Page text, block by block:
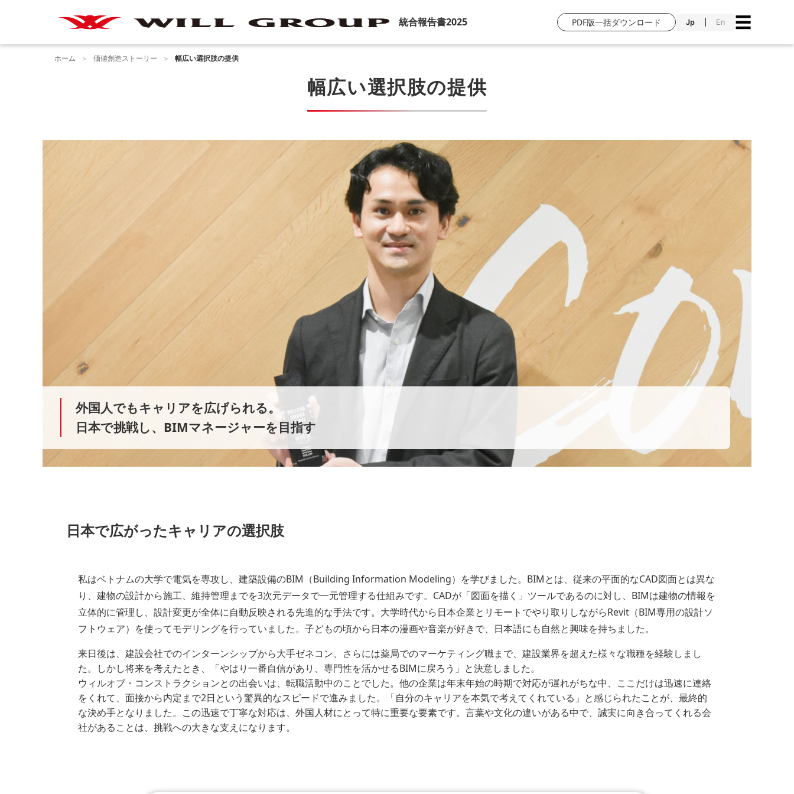
統合報告書2025 PDF版一括ダウンロード Jp En ☰
ホーム 価値創造ストーリー 幅広い選択肢の提供
幅広い選択肢の提供
外国人でもキャリアを広げられる。
日本で挑戦し、BIMマネージャーを目指す
日本で広がったキャリアの選択肢
私はベトナムの大学で電気を専攻し、建築設備のBIM（Building Information Modeling）を学びました。BIMとは、従来の平面的なCAD図面とは異な
り、建物の設計から施工、維持管理までを3次元データで一元管理する仕組みです。CADが「図面を描く」ツールであるのに対し、BIMは建物の情報を
立体的に管理し、設計変更が全体に自動反映される先進的な手法です。大学時代から日本企業とリモートでやり取りしながらRevit（BIM専用の設計ソ
フトウェア）を使ってモデリングを行っていました。子どもの頃から日本の漫画や音楽が好きで、日本語にも自然と興味を持ちました。
来日後は、建設会社でのインターンシップから大手ゼネコン、さらには薬局でのマーケティング職まで、建設業界を超えた様々な職種を経験しまし
た。しかし将来を考えたとき、「やはり一番自信があり、専門性を活かせるBIMに戻ろう」と決意しました。
ウィルオブ・コンストラクションとの出会いは、転職活動中のことでした。他の企業は年末年始の時期で対応が遅れがちな中、ここだけは迅速に連絡
をくれて、面接から内定まで2日という驚異的なスピードで進みました。「自分のキャリアを本気で考えてくれている」と感じられたことが、最終的
な決め手となりました。この迅速で丁寧な対応は、外国人材にとって特に重要な要素です。言葉や文化の違いがある中で、誠実に向き合ってくれる会
社があることは、挑戦への大きな支えになります。